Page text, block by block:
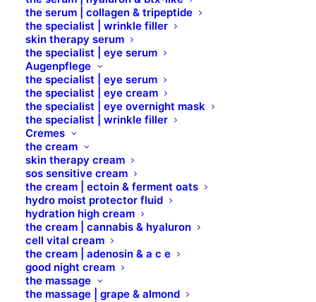
the serum | collagen & tripeptide
the specialist | wrinkle filler
skin therapy serum
the specialist | eye serum
Augenpflege
the specialist | eye serum
the specialist | eye cream
the specialist | eye overnight mask
the specialist | wrinkle filler
Cremes
the cream
skin therapy cream
sos sensitive cream
the cream | ectoin & ferment oats
hydro moist protector fluid
hydration high cream
the cream | cannabis & hyaluron
cell vital cream
the cream | adenosin & a c e
good night cream
the massage
the massage | grape & almond
Der perfekt rasierte Bart ist absoluter Trend und die